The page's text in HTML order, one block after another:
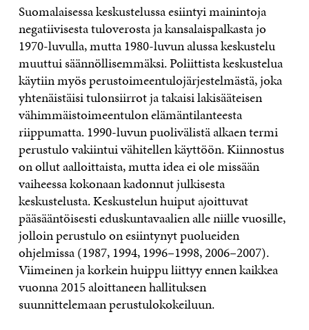
Suomalaisessa keskustelussa esiintyi mainintoja
negatiivisesta tuloverosta ja kansalaispalkasta jo
1970-luvulla, mutta 1980-luvun alussa keskustelu
muuttui säännöllisemmäksi. Poliittista keskustelua
käytiin myös perustoimeentulojärjestelmästä, joka
yhtenäistäisi tulonsiirrot ja takaisi lakisääteisen
vähimmäistoimeentulon elämäntilanteesta
riippumatta. 1990-luvun puolivälistä alkaen termi
perustulo vakiintui vähitellen käyttöön. Kiinnostus
on ollut aalloittaista, mutta idea ei ole missään
vaiheessa kokonaan kadonnut julkisesta
keskustelusta. Keskustelun huiput ajoittuvat
pääsääntöisesti eduskuntavaalien alle niille vuosille,
jolloin perustulo on esiintynyt puolueiden
ohjelmissa (1987, 1994, 1996–1998, 2006–2007).
Viimeinen ja korkeinhuippu liittyy ennen kaikkea
vuonna 2015 aloittaneen hallituksen
suunnittelemaan perustulokokeiluun.